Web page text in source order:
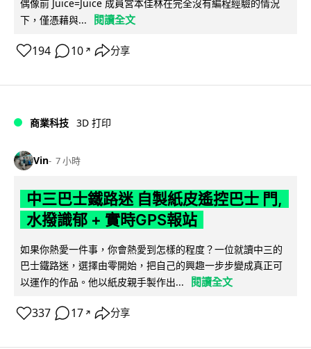
偶像前 Juice=Juice 成員宮本佳林在完全沒有編程經驗的情況
下，僅憑藉與...
閱讀全文
194 10 ↗ 分享
商業科技 3D 打印
Vin 7 小時
中三巴士鐵路迷 自製紙皮遙控巴士 門,
水撥識郁 + 實時GPS報站
如果你熱愛一件事，你會熱愛到怎樣的程度？一位就讀中三的
巴士鐵路迷，選擇由零開始，把自己的興趣一步步變成真正可
以運作的作品。他以紙皮親手製作出...
閱讀全文
337 17 ↗ 分享